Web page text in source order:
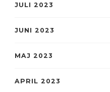
JULI 2023
JUNI 2023
MAJ 2023
APRIL 2023